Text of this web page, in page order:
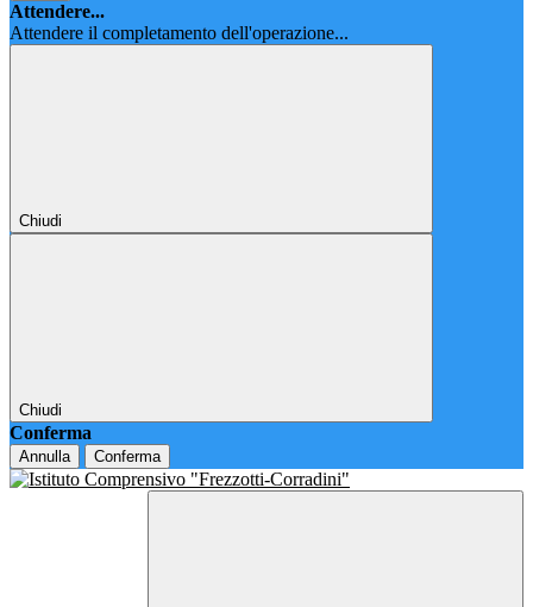
Attendere...
Attendere il completamento dell'operazione...
Chiudi
Chiudi
Conferma
Annulla Conferma